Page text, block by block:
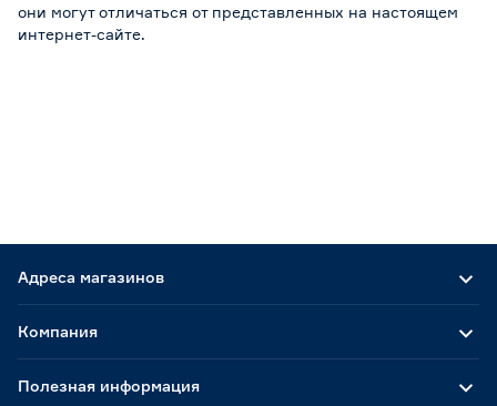
они могут отличаться от представленных на настоящем
интернет-сайте.
Адреса магазинов
Компания
Полезная информация